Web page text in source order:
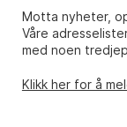
Motta nyheter,
Våre
med noen
Klikk her for å